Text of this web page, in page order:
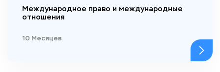
Международное право и международные
отношения
10 Месяцев